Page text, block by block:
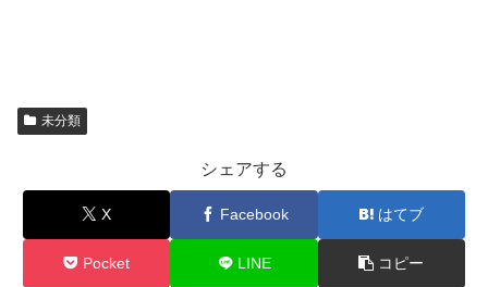
未分類
シェアする
X Facebook はてブ
Pocket LINE コピー